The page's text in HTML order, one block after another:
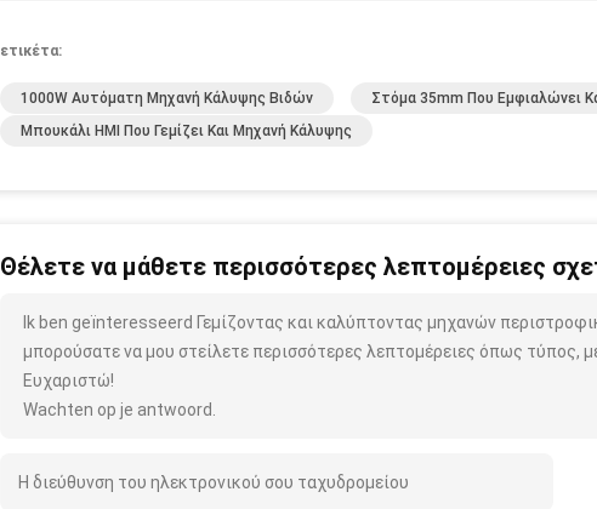
ετικέτα:
1000W Αυτόματη Μηχανή Κάλυψης Βιδών
Στόμα 35mm Που Εμφιαλώνει
Μπουκάλι HMI Που Γεμίζει Και Μηχανή Κάλυψης
Θέλετε να μάθετε περισσότερες λεπτομέρειες
Ik ben geïnteresseerd Γεμίζοντας και καλύπτοντας μηχανών
μπορούσατε να μου στείλετε περισσότερες λεπτομέρειες όπως τύπος,
Ευχαριστώ!
Wachten op je antwoord.